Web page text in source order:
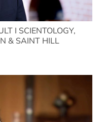
I SCIENTOLOGY,
& SAINT HILL